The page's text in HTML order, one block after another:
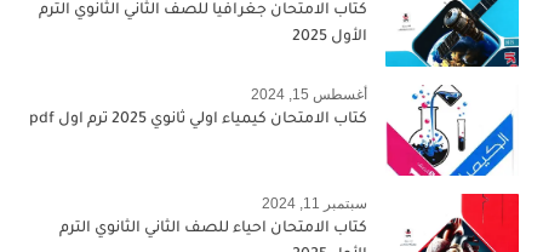
كتاب الامتحان جغرافيا للصف الثاني الثانوي الترم
الأول 2025
أغسطس 15, 2024
كتاب الامتحان كيمياء اولي ثانوي 2025 ترم اول pdf
سبتمبر 11, 2024
كتاب الامتحان احياء للصف الثاني الثانوي الترم